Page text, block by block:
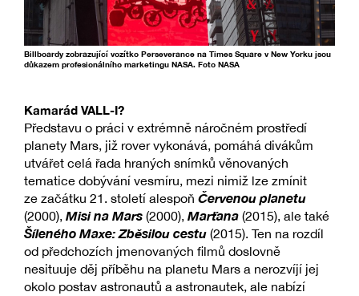
Billboardy zobrazující vozítko Perseverance na Times Square v New Yorku jsou
důkazem profesionálního marketingu NASA. Foto NASA
Kamarád VALL-I?
Představu o práci v extrémně náročném prostředí
planety Mars, již rover vykonává, pomáhá divákům
utvářet celá řada hraných snímků věnovaných
tematice dobývání vesmíru, mezi nimiž lze zmínit
ze začátku 21. století alespoň Červenou planetu
(2000), Misi na Mars (2000), Marťana (2015), ale také
Šíleného Maxe: Zběsilou cestu (2015). Ten na rozdíl
od předchozích jmenovaných filmů doslovně
nesituuje děj příběhu na planetu Mars a nerozvíjí jej
okolo postav astronautů a astronautek, ale nabízí